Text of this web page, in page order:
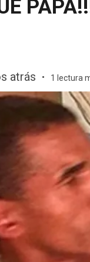
atrás 1 lectura